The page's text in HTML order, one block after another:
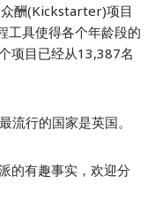
酬(Kickstarter)项目
工具使得各个年龄段的
项目已经从13,387名
流行的国家是英国。
的有趣事实，欢迎分